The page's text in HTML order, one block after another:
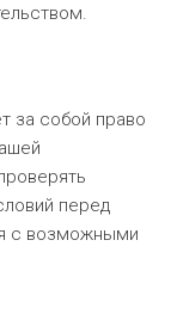
за собой право
перед
с возможными